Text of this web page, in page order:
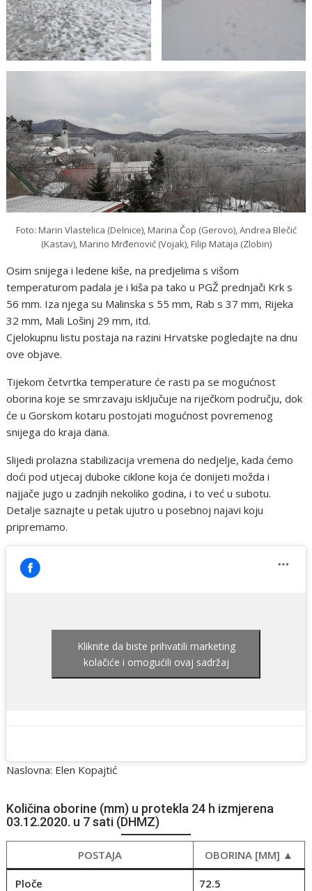
Foto: Marin Vlastelica (Delnice), Marina Čop (Gerovo), Andrea Blečić
(Kastav), Marino Mrđenović (Vojak), Filip Mataja (Zlobin)
Osim snijega i ledene kiše, na predjelima s višom
temperaturom padala je i kiša pa tako u PGŽ prednjači Krk s
56 mm. Iza njega su Malinska s 55 mm, Rab s 37 mm, Rijeka
32 mm, Mali Lošinj 29 mm, itd.
Cjelokupnu listu postaja na razini Hrvatske pogledajte na dnu
ove objave.
Tijekom četvrtka temperature će rasti pa se mogućnost
oborina koje se smrzavaju isključuje na riječkom području, dok
će u Gorskom kotaru postojati mogućnost povremenog
snijega do kraja dana.
Slijedi prolazna stabilizacija vremena do nedjelje, kada ćemo
doći pod utjecaj duboke ciklone koja će donijeti možda i
najjače jugo u zadnjih nekoliko godina, i to već u subotu.
Detalje saznajte u petak ujutro u posebnoj najavi koju
pripremamo.
Kliknite da biste prihvatili marketing
kolačiće i omogućili ovaj sadržaj
Naslovna: Elen Kopajtić
Količina oborine (mm) u protekla 24 h izmjerena
03.12.2020. u 7 sati (DHMZ)
POSTAJA OBORINA [MM] ▲
Ploče 72.5